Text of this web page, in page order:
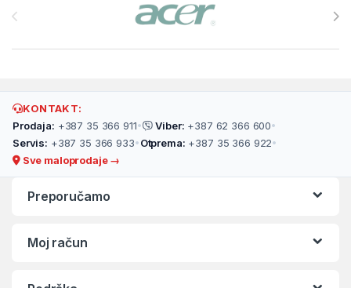
KONTAKT:
Prodaja: +387 35 366 911• Viber: +387 62 366 600•
Servis: +387 35 366 933• Otprema: +387 35 366 922•
Sve maloprodaje →
Preporučamo
Moj račun